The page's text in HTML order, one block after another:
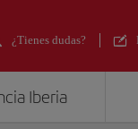
¿Tienes dudas?
Iberia